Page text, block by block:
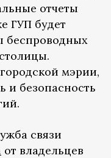
отчеты
ГУП будет
беспроводных
мэрии,
и безопасность
связи
от владельцев